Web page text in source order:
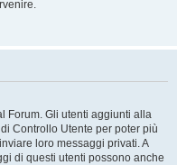
Forum. Gli utenti aggiunti alla
Controllo Utente per poter più
loro messaggi privati. A
di questi utenti possono anche